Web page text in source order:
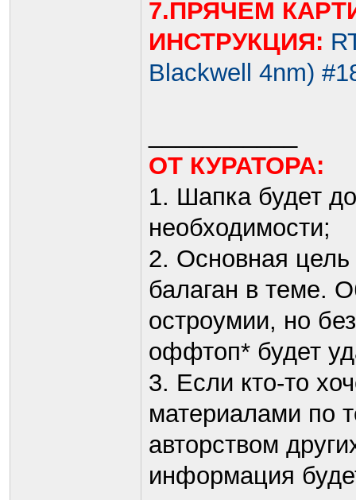
7.ПРЯЧЕМ
ИНСТРУКЦИЯ:
Blackwell 4nm)
ОТ КУРАТОРА:
1. Шапка будет
необходимости;
2. Основная цель
балаган в теме.
остроумии, но
оффтоп* будет
3. Если кто-то
материалами по
авторством
информация